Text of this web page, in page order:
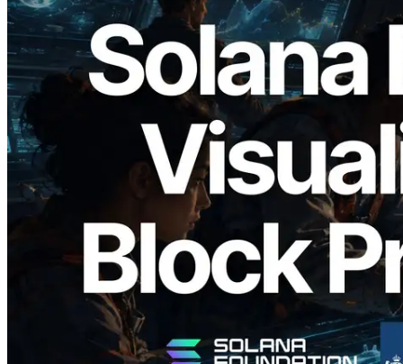
2026.05.24
Validators Solutions запускает Solana
Block Analyzer — визуализация
времени генерации блоков и
назначенных валидаторов на уровне
слотов
Читать статью